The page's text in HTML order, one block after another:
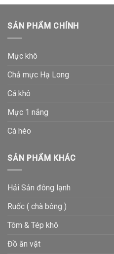
SẢN PHẨM CHÍNH
Mực khô
Chả mực Hạ Long
Cá khô
Mực 1 nắng
Cá héo
SẢN PHẨM KHÁC
Hải Sản đông lạnh
Ruốc ( chà bông )
Tôm & Tép khô
Đồ ăn vặt